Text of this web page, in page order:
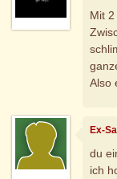
Mit
Also
Ex-
du
ich